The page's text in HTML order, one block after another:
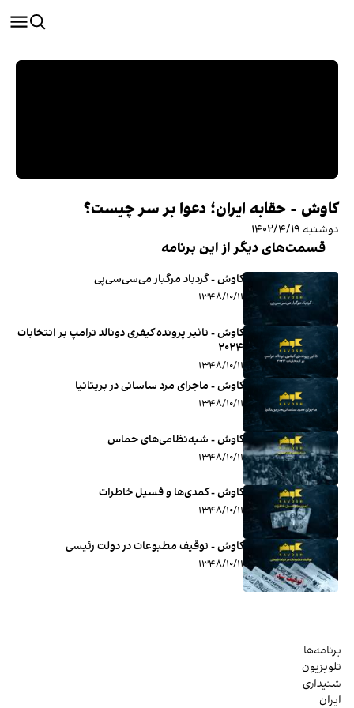
کاوش - حقابه ایران؛ دعوا بر سر چیست؟
دوشنبه ۱۴۰۲/۴/۱۹
قسمت‌های دیگر از این برنامه
کاوش - گردباد مرگبار می‌سی‌سی‌‌پی
۱۳۴۸/۱۰/۱۱
کاوش - تاثیر پرونده کیفری دونالد ترامپ بر انتخابات
۲۰۲۴
۱۳۴۸/۱۰/۱۱
کاوش - ماجرای مرد ساسانی در بریتانیا
۱۳۴۸/۱۰/۱۱
کاوش - شبه‌نظامی‌های حماس
۱۳۴۸/۱۰/۱۱
کاوش - کمدی‌ها و فسیل خاطرات
۱۳۴۸/۱۰/۱۱
کاوش - توقیف مطبوعات در دولت رئیسی
۱۳۴۸/۱۰/۱۱
برنامه‌ها
تلویزیون
شنیداری
ایران